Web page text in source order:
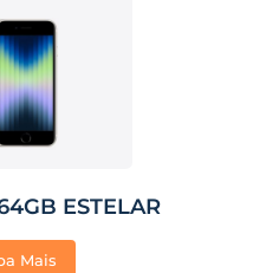
ESTELAR
Mais